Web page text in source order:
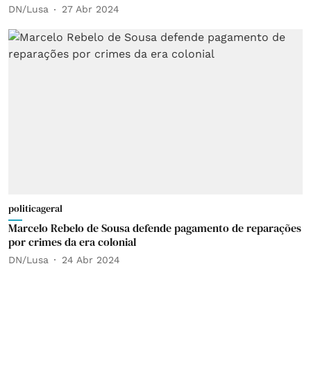
DN/Lusa 27 Abr 2024
politicageral
Marcelo Rebelo de Sousa defende pagamento de reparações
por crimes da era colonial
DN/Lusa 24 Abr 2024